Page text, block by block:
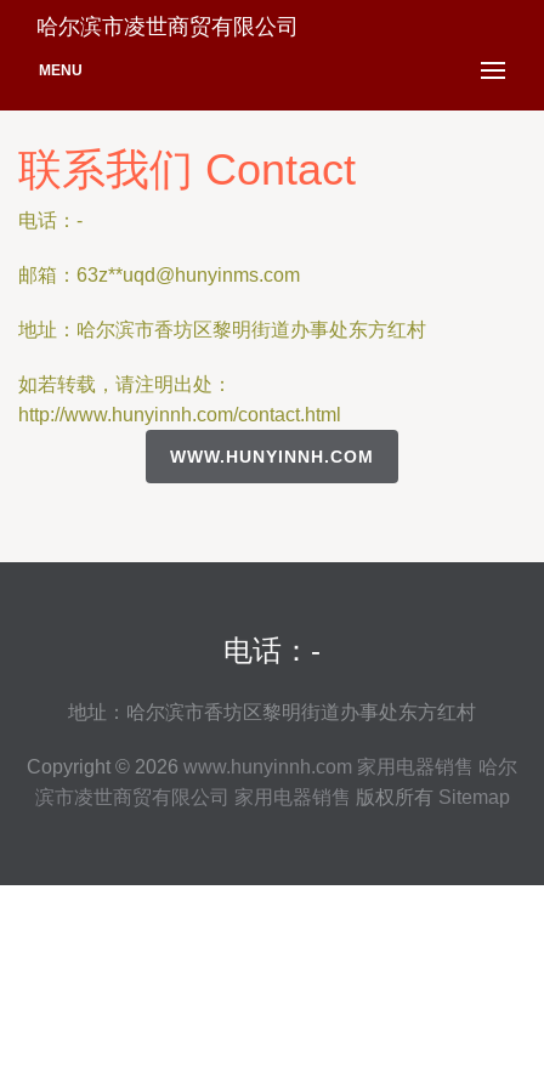
哈尔滨市凌世商贸有限公司
MENU
联系我们 Contact
电话：-
邮箱：63z**uqd@hunyinms.com
地址：哈尔滨市香坊区黎明街道办事处东方红村
如若转载，请注明出处：
http://www.hunyinnh.com/contact.html
WWW.HUNYINNH.COM
电话：-
地址：哈尔滨市香坊区黎明街道办事处东方红村
Copyright © 2026 www.hunyinnh.com 家用电器销售 哈尔
滨市凌世商贸有限公司 家用电器销售 版权所有 Sitemap